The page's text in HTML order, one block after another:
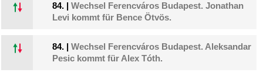
84. |Wechsel Ferencváros Budapest. Jonathan
Levi kommt für Bence Ötvös.
84. |Wechsel Ferencváros Budapest. Aleksandar
Pesic kommt für Alex Tóth.